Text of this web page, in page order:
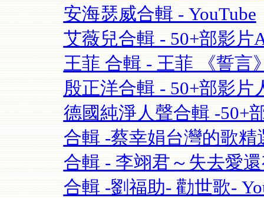
安海瑟威合輯 - YouTube
艾薇兒合輯 - 50+部影片
王菲 合輯 - 王菲 《誓言
殷正洋合輯 - 50+部影片
德國純淨人聲合輯 -50+
合輯 -蔡幸娟台灣的歌精
合輯 - 李翊君～失去愛
合輯 -劉福助- 勸世歌-